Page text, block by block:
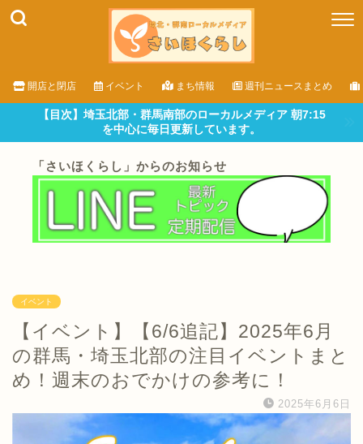
開店と閉店 イベント まち情報 週刊ニュースまとめ
【目次】埼玉北部・群馬南部のローカルメディア 朝7:15
を中心に毎日更新しています。
「さいほくらし」からのお知らせ
イベント
【イベント】【6/6追記】2025年6月
の群馬・埼玉北部の注目イベントまと
め！週末のおでかけの参考に！
2025年6月6日